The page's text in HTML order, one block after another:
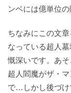
ンベには億単位
ちなみにこの文
なっている超人
慨深いです。あ
超人閻魔がザ・
で…しかし後づけ